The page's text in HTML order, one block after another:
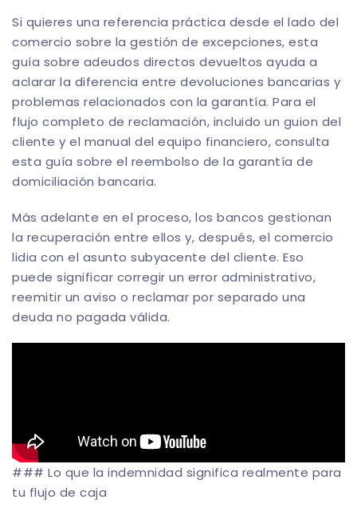
Si quieres una referencia práctica desde el lado del
comercio sobre la gestión de excepciones, esta
guía sobre adeudos directos devueltos ayuda a
aclarar la diferencia entre devoluciones bancarias y
problemas relacionados con la garantía. Para el
flujo completo de reclamación, incluido un guion del
cliente y el manual del equipo financiero, consulta
esta guía sobre el reembolso de la garantía de
domiciliación bancaria.
Más adelante en el proceso, los bancos gestionan
la recuperación entre ellos y, después, el comercio
lidia con el asunto subyacente del cliente. Eso
puede significar corregir un error administrativo,
reemitir un aviso o reclamar por separado una
deuda no pagada válida.
### Lo que la indemnidad significa realmente para
tu flujo de caja